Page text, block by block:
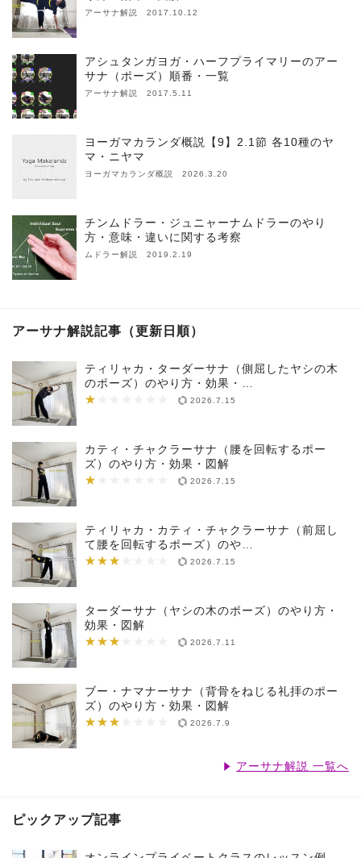
アーサナ解説 2017.10.12
アシュタンガヨガ・ハーフプライマリーのアー
サナ（ポーズ）順番・一覧
アーサナ解説 2017.5.11
ヨーガマカランダ概説【9】2.1節 各10種のヤ
マ・ニヤマ
ヨーガマカランダ概説 2026.3.20
チンムドラー・ジュニャーナムドラーのやり
方・意味・違いに関する考察
ムドラー解説 2019.2.19
アーサナ解説記事（更新日順）
ティリャカ・ターダーサナ（側屈したヤシの木
のポーズ）のやり方・効果・…
★
★★★★★★★ 2026.7.15
カティ・チャクラーサナ（腰を回転するポー
ズ）のやり方・効果・図解
★
★★★★★★★ 2026.7.15
ティリャカ・カティ・チャクラーサナ（前屈し
て腰を回転するポーズ）のや…
★★★
★★★★★★★ 2026.7.15
ターダーサナ（ヤシの木のポーズ）のやり方・
効果・図解
★★★
★★★★★★★ 2026.7.11
ブー・ナマナーサナ（背骨をねじる礼拝のポー
ズ）のやり方・効果・図解
★★★
★★★★★★★ 2026.7.9
アーサナ解説 一覧へ
ピックアップ記事